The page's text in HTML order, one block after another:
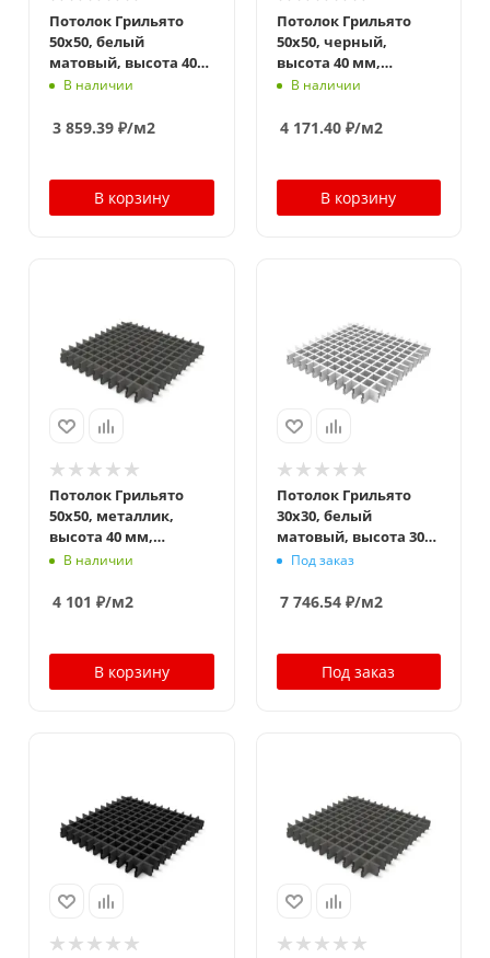
Потолок Грильято
50x50, белый
матовый, высота 40
мм, ширина 10 мм
В наличии
3 859.39 ₽/м2
В корзину
Потолок Грильято
50x50, черный,
высота 40 мм,
ширина 10 мм
В наличии
4 171.40₽/м2
В корзину
Потолок Грильято
50x50, металлик,
высота 40 мм,
ширина 10 мм
В наличии
4 101 ₽/м2
В корзину
Потолок Грильято
30x30, белый
матовый, высота 30
мм, ширина 5 мм
Под заказ
7 746.54₽/м2
Под заказ